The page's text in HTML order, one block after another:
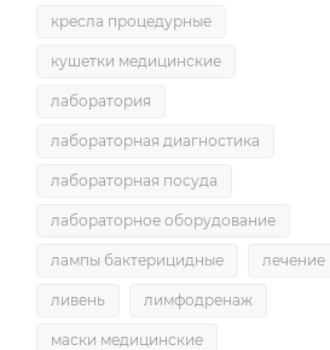
кресла процедурные
кушетки медицинские
лаборатория
лабораторная диагностика
лабораторная посуда
лабораторное оборудование
лампы бактерицидные лечение
ливень лимфодренаж
маски медицинские